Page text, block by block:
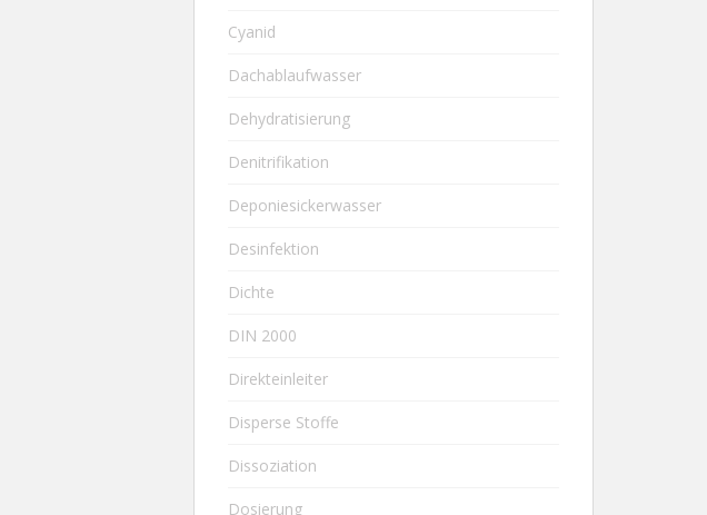
Cyanid
Dachablaufwasser
Dehydratisierung
Denitrifikation
Deponiesickerwasser
Desinfektion
Dichte
DIN 2000
Direkteinleiter
Disperse Stoffe
Dissoziation
Dosierung